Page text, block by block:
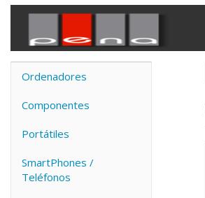
Ordenadores
Componentes
Portátiles
SmartPhones /
Teléfonos